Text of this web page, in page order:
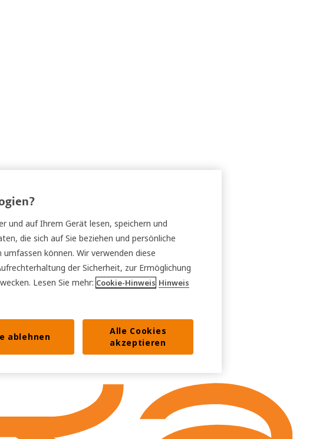
und auf Ihrem Gerät lesen, speichern und
die sich auf Sie beziehen und persönliche
können. Wir verwenden diese
der Sicherheit, zur Ermöglichung
Lesen Sie mehr: Cookie-Hinweis Hinweis
ablehnen
Alle Cookies
akzeptieren